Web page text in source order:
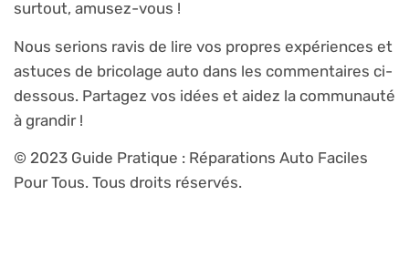
surtout, amusez-vous !
Nous serions ravis de lire vos propres expériences et
astuces de bricolage auto dans les commentaires ci-
dessous. Partagez vos idées et aidez la communauté
à grandir !
© 2023 Guide Pratique : Réparations Auto Faciles
Pour Tous. Tous droits réservés.